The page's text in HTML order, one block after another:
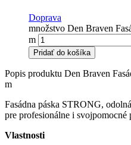
Doprava
množstvo Den Braven
m
Pridať do košíka
Popis produktu Den Braven
m
Fasádna páska STRONG,
pre profesionálne i svojpomocné
Vlastnosti